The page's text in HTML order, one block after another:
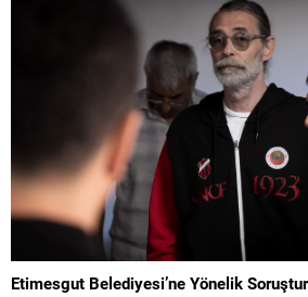
Etimesgut Belediyesi’ne Yönelik